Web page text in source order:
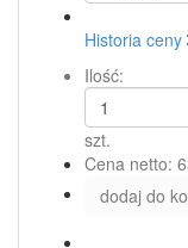
Historia ceny
Ilość:
szt.
Cena netto:
dodaj do